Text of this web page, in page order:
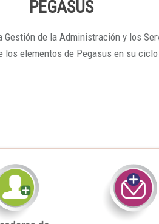
PEGASUS
Gestión de la Administración y los
los elementos de Pegasus en su